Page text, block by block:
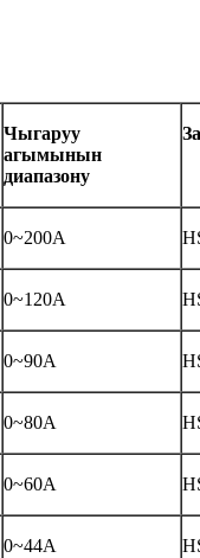
Чыгаруу
агымынын
диапазону
0~200A
0~120A
0~90A
0~80A
0~60A
0~44A